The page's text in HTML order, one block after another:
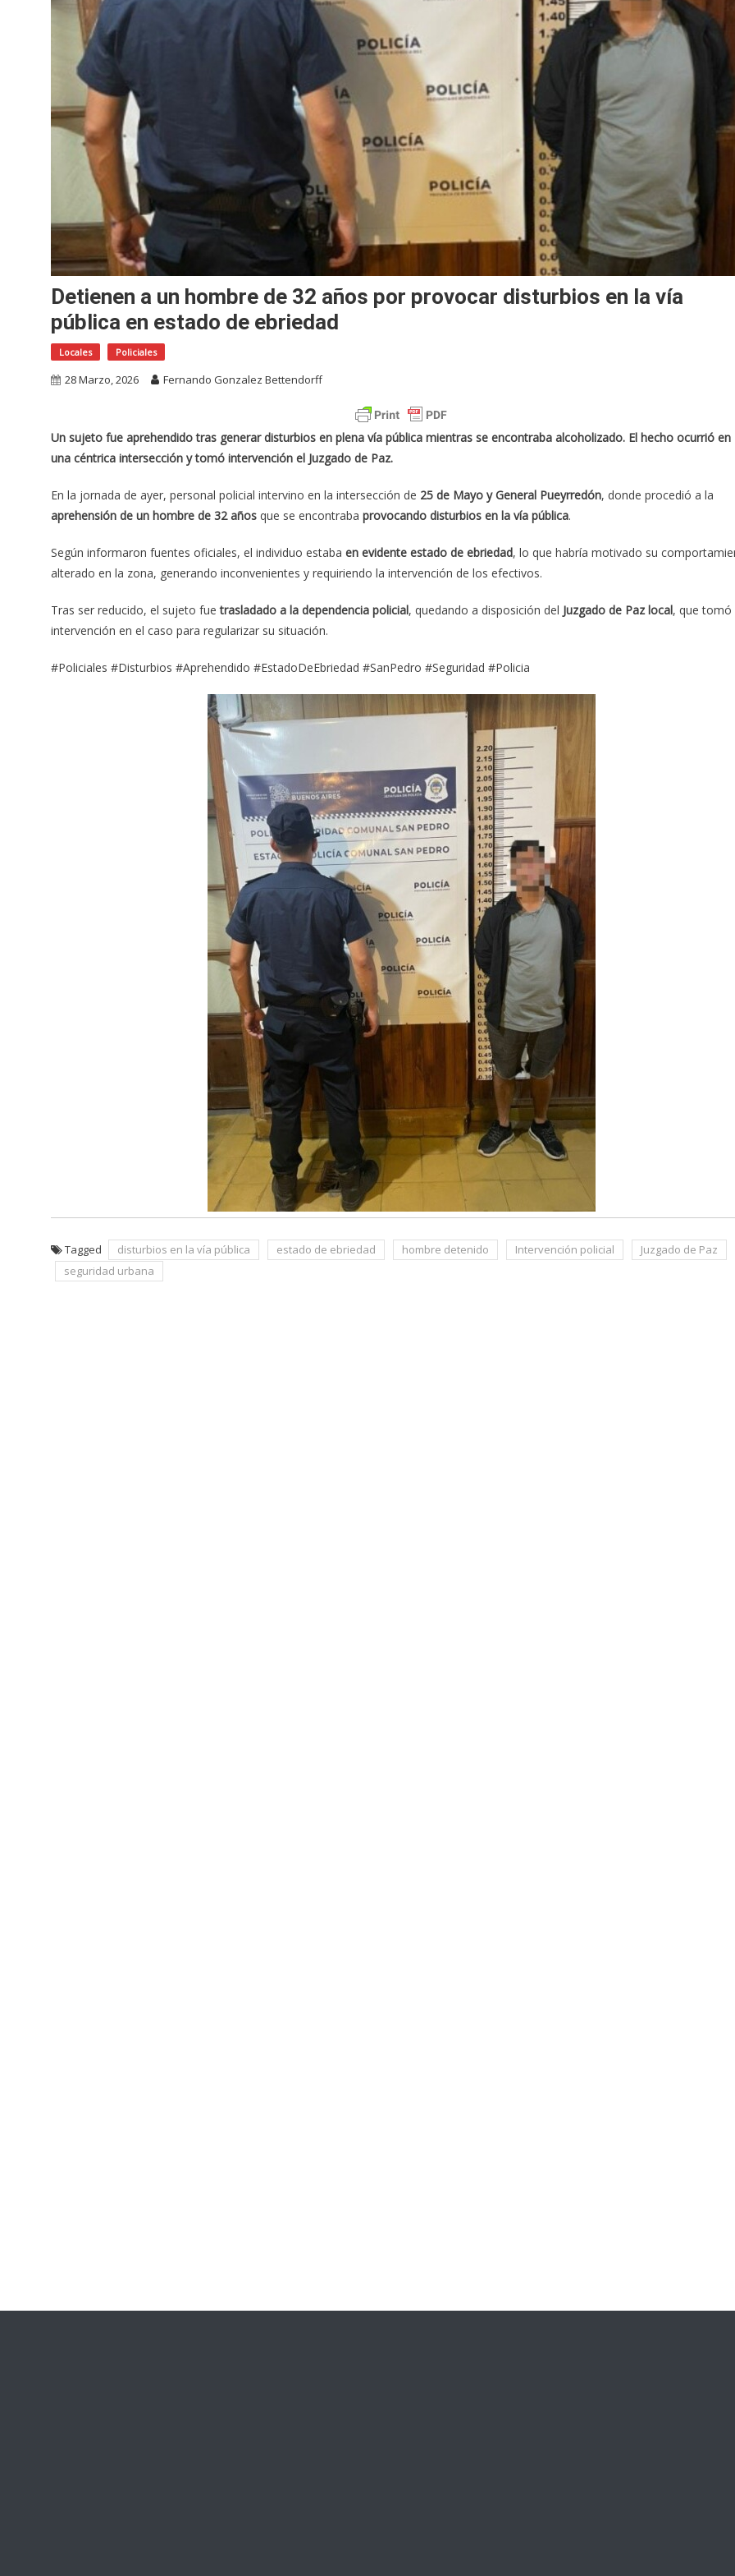
Detienen a un hombre de 32 años por provocar disturbios en la vía
pública en estado de ebriedad
Locales Policiales
28 Marzo, 2026 Fernando Gonzalez Bettendorff
Un sujeto fue aprehendido tras generar disturbios en plena vía pública mientras se encontraba alcoholizado. El hecho ocurrió en
una céntrica intersección y tomó intervención el Juzgado de Paz.
En la jornada de ayer, personal policial intervino en la intersección de 25 de Mayo y General Pueyrredón, donde procedió a la
aprehensión de un hombre de 32 años que se encontraba provocando disturbios en la vía pública.
Según informaron fuentes oficiales, el individuo estaba en evidente estado de ebriedad, lo que habría motivado su
alterado en la zona, generando inconvenientes y requiriendo la intervención de los efectivos.
Tras ser reducido, el sujeto fuetrasladado a la dependencia policial, quedando a disposición del Juzgado de Paz local, que tomó
intervención en el caso para regularizar su situación.
#Policiales #Disturbios #Aprehendido #EstadoDeEbriedad #SanPedro #Seguridad #Policia
Tagged disturbios en la vía pública estado de ebriedad hombre detenido Intervención policial
Juzgado de Paz
seguridad urbana